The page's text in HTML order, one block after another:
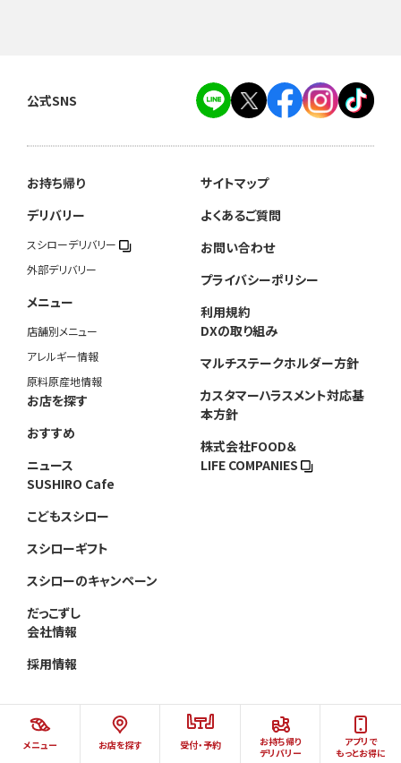
メニュー お店を探す 受付・予約
お持ち帰り
デリバリー
アプリで
もっとお得に
公式SNS
お持ち帰り
デリバリー
スシローデリバリー
外部デリバリー
メニュー
店舗別メニュー
アレルギー情報
原料原産地情報
お店を探す
おすすめ
ニュース
SUSHIRO Cafe
こどもスシロー
スシローギフト
スシローのキャンペーン
だっこずし
会社情報
採用情報
サイトマップ
よくあるご質問
お問い合わせ
プライバシーポリシー
利用規約
DXの取り組み
マルチステークホルダー方針
カスタマーハラスメント対応基
本方針
株式会社FOOD＆
LIFE COMPANIES
©AKINDO SUSHIRO CO.,LTD.ALL RIGHTS RESERVED.